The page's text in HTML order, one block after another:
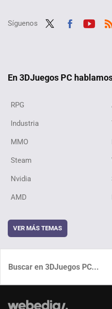
Síguenos
En 3DJuegos PC
RPG
Industria
MMO
Steam
Nvidia
AMD
VER MÁS TEMAS